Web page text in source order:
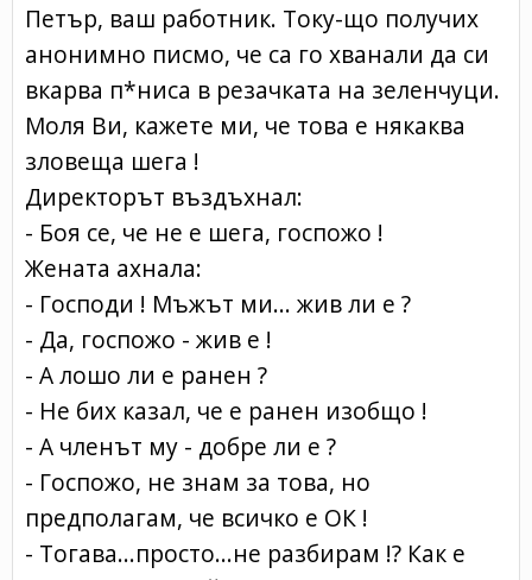
Петър, ваш работник. Току-що получих
анонимно писмо, че са го хванали да си
вкарва п*ниса в резачката на зеленчуци.
Моля Ви, кажете ми, че това е някаква
зловеща шега !
Директорът въздъхнал:
- Боя се, че не е шега, госпожо !
Жената ахнала:
- Господи ! Мъжът ми... жив ли е ?
- Да, госпожо - жив е !
- А лошо ли е ранен ?
- Не бих казал, че е ранен изобщо !
- А членът му - добре ли е ?
- Госпожо, не знам за това, но
предполагам, че всичко е ОК !
- Тогава...просто...не разбирам !? Как е